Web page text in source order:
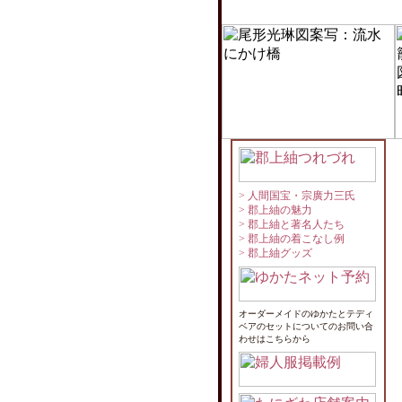
> 人間国宝・宗廣力三氏
> 郡上紬の魅力
> 郡上紬と著名人たち
> 郡上紬の着こなし例
> 郡上紬グッズ
オーダーメイドのゆかたとテディ
ベアのセットについてのお問い合
わせはこちらから